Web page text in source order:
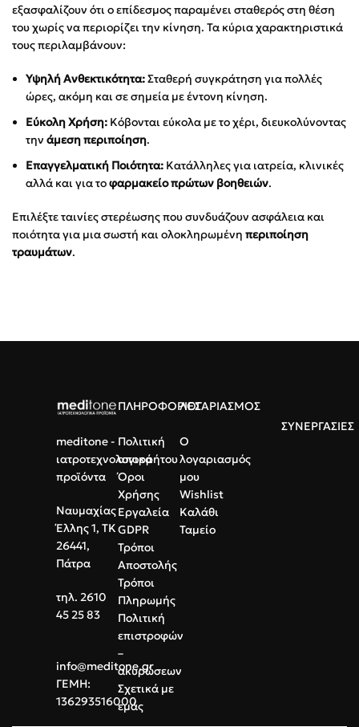
εξασφαλίζουν ότι ο επίδεσμος παραμένει σταθερός στη θέση
του χωρίς να περιορίζει την κίνηση. Τα κύρια χαρακτηριστικά
τους περιλαμβάνουν:
Υψηλή Ανθεκτικότητα:Σταθερή συγκράτηση για πολλές
ώρες, ακόμη και σε σημεία με έντονη κίνηση.
Εύκολη Χρήση: Κόβονται εύκολα με το χέρι, διευκολύνοντας
την άμεση περιποίηση.
Επαγγελματική Ποιότητα: Κατάλληλες για ιατρεία, κλινικές
αλλά και για τοφαρμακείο πρώτων βοηθειών.
Επιλέξτε ταινίες στερέωσης που συνδυάζουν ασφάλεια και
ποιότητα για μια σωστή και ολοκληρωμένη περιποίηση
τραυμάτων.
meditone -
ιατροτεχνολογικά
προϊόντα
Ναυμαχίας
Έλλης 1, ΤΚ
26441,
Πάτρα
τηλ. 2610
45 25 83
info@meditone.gr
ΓΕΜΗ:
136293516000
ΠΛΗΡΟΦΟΡΙΕΣ
Πολιτική
απορρήτου
Όροι
Χρήσης
Εργαλεία
GDPR
Τρόποι
Αποστολής
Τρόποι
Πληρωμής
Πολιτική
επιστροφών
–
ακυρώσεων
Σχετικά με
εμάς
ΛΟΓΑΡΙΑΣΜΟΣ
Ο
λογαριασμός
μου
Wishlist
Καλάθι
Ταμείο
ΣΥΝΕΡΓΑΣΙΕΣ